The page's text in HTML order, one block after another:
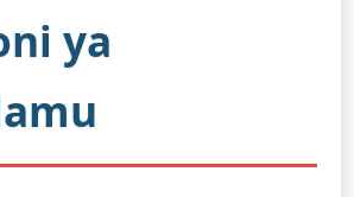
ya